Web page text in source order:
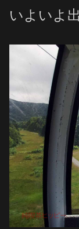
いよいよ